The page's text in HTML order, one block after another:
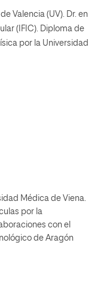
Valencia (UV). Dr. en
(IFIC). Diploma de
por la Universidad
Médica de Viena.
por la
con el
de Aragón